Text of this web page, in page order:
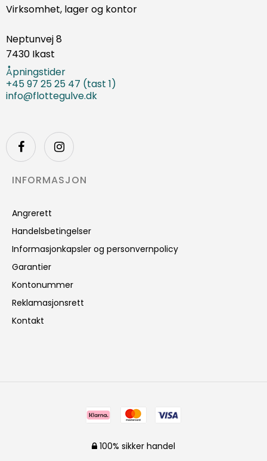
Virksomhet, lager og kontor
Neptunvej 8
7430 Ikast
Åpningstider
+45 97 25 25 47 (tast 1)
info@flottegulve.dk
INFORMASJON
Angrerett
Handelsbetingelser
Informasjonkapsler og personvernpolicy
Garantier
Kontonummer
Reklamasjonsrett
Kontakt
100% sikker handel